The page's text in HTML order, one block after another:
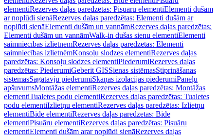
elementiRezerves daļas paredzētas: Pisuāru elementiElementi dušām
ar noplūdi sienāRezerves daļas paredzētas: Elementi dušām ar
noplūdi sienāElementi dušām un vannāmRezerves daļas paredzētas:
Elementi dušām un vannāmWalk-in dušas sienu elementiElementi
saimniecības izlietnēmRezerves daļas paredzētas: Elementi
saimniecības izlietnēmKonsoļu slodzes elementiRezerves daļas
paredzētas: Konsoļu slodzes elementiPiederumiRezerves daļas
paredzētas: PiederumiGeberit GISSienas sistēmasStiprināšanas
sistēmasSagatavju piederumiSkaņas izolācijas piederumiPaneļu
apšuvumsMontāžas elementiRezerves daļas paredzētas: Montāžas
elementiTualetes podu elementiRezerves daļas paredzētas: Tualetes
podu elementiIzlietņu elementiRezerves daļas paredzētas: Izlietņu
elementiBidē elementiRezerves daļas paredzētas: Bidē
elementiPisuāru elementiRezerves daļas paredzētas: Pisuāru
elementiElementi dušām arar noplūdi sienāRezerves daļas